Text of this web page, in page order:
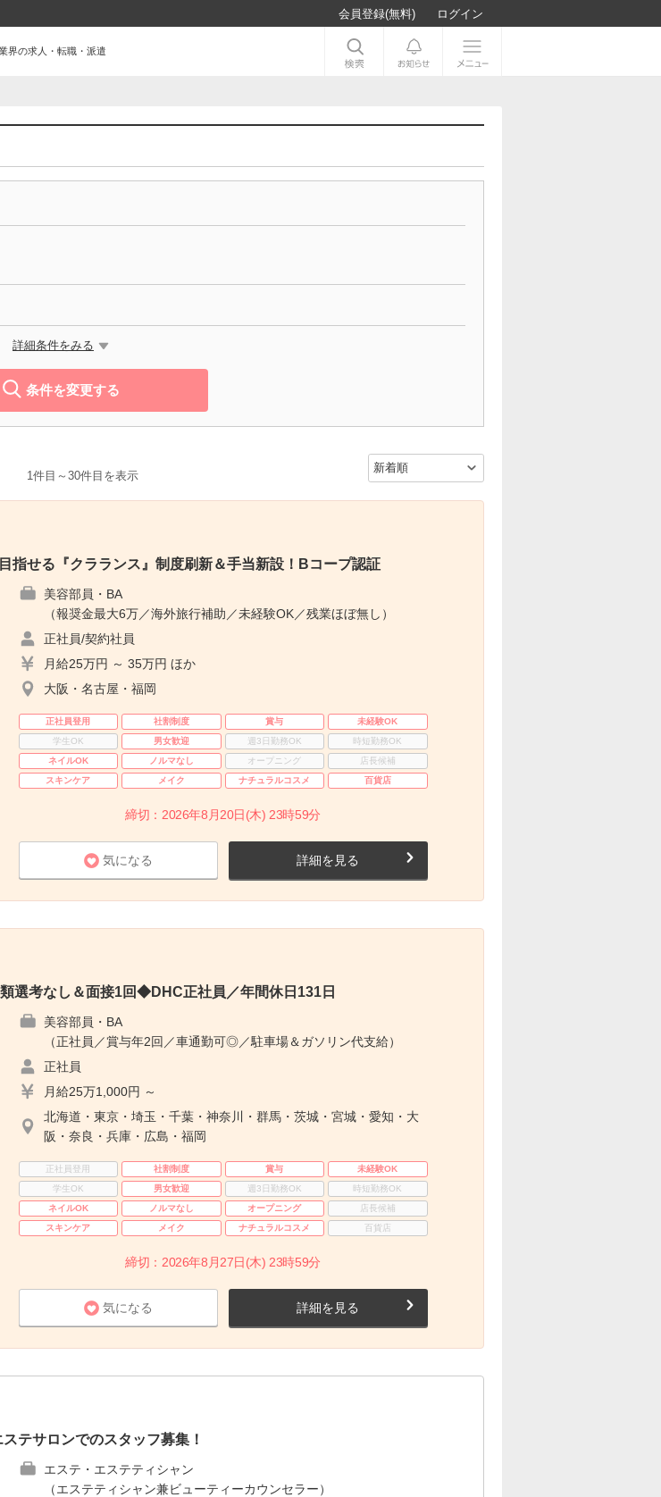
会員登録(無料) ログイン
界の求人・転職・派遣
詳細条件をみる
条件を変更する
1件目～30件目を表示
指せる『クラランス』制度刷新＆手当新設！Bコープ認証
美容部員・BA
（報奨金最大6万／海外旅行補助／未経験OK／残業ほぼ無し）
正社員/契約社員
月給25万円 ～ 35万円 ほか
大阪・名古屋・福岡
正社員登用 社割制度 賞与
未経験OK
学生OK
男女歓迎 週3日勤務OK
時短勤務OK
ネイルOK
ノルマなし オープニング
店長候補
スキンケア
メイク ナチュラルコスメ 百貨店
締切：2026年8月20日(木) 23時59分
気になる 詳細を見る
選考なし＆面接1回◆DHC正社員／年間休日131日
美容部員・BA
（正社員／賞与年2回／車通勤可◎／駐車場＆ガソリン代支給）
正社員
月給25万1,000円 ～
北海道・東京・埼玉・千葉・神奈川・群馬・茨城・宮城・愛知・大
阪・奈良・兵庫・広島・福岡
正社員登用 社割制度 賞与
未経験OK
学生OK
男女歓迎 週3日勤務OK
時短勤務OK
ネイルOK
ノルマなし オープニング
店長候補
スキンケア
メイク ナチュラルコスメ 百貨店
締切：2026年8月27日(木) 23時59分
気になる 詳細を見る
テサロンでのスタッフ募集！
エステ・エステティシャン
（エステティシャン兼ビューティーカウンセラー）